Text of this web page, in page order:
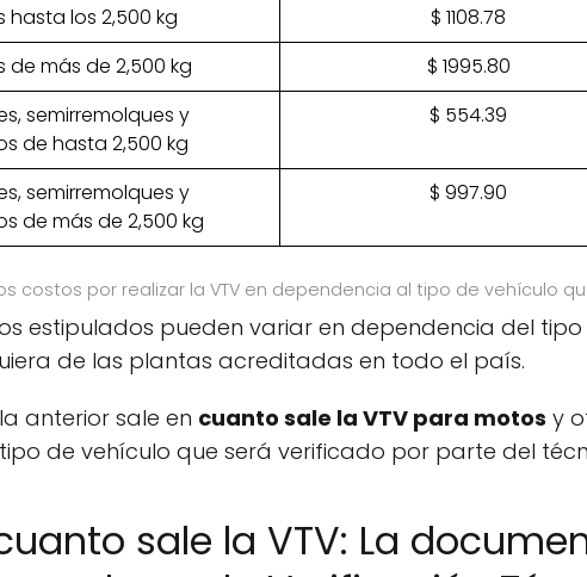
hasta los 2,500 kg
$ 1108.78
de más de 2,500 kg
$ 1995.80
semirremolques y
de hasta 2,500 kg
$ 554.39
semirremolques y
de más de 2,500 kg
$ 997.90
costos por realizar la VTV en dependencia al tipo de vehículo
estipulados pueden variar en dependencia del
de las plantas acreditadas en todo el país.
anterior sale en cuanto sale la VTV para motos y
de vehículo que será verificado por parte del
sale la VTV: La